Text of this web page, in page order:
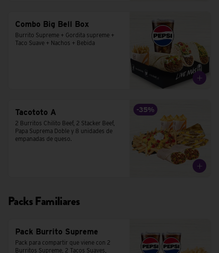
Combo Big Bell Box
Burrito Supreme + Gordita supreme +
Taco Suave + Nachos + Bebida
-35%
Tacototo A
2 Burritos Chilito Beef, 2 Stacker Beef,
Papa Suprema Doble y 8 unidades de
empanadas de queso.
Packs Familiares
Pack Burrito Supreme
Pack para compartir que viene con 2
Burritos Supreme, 2 Tacos Suaves,